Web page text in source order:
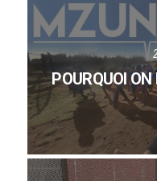
POURQUOI